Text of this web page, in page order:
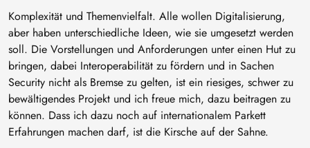
Komplexität und Themenvielfalt. Alle wollen Digitalisierung,
aber haben unterschiedliche Ideen, wie sie umgesetzt werden
soll. Die Vorstellungen und Anforderungen unter einen Hut zu
bringen, dabei Interoperabilität zu fördern und in Sachen
Security nicht als Bremse zu gelten, ist ein riesiges, schwer zu
bewältigendes Projekt und ich freue mich, dazu beitragen zu
können. Dass ich dazu noch auf internationalem Parkett
Erfahrungen machen darf, ist die Kirsche auf der Sahne.